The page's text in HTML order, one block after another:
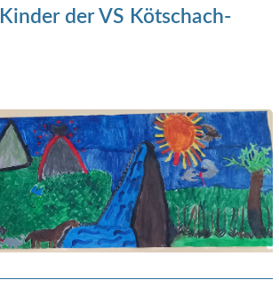
der VS Kötschach-